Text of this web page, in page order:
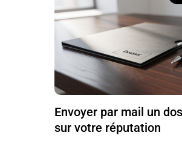
Envoyer par mail un
sur votre réputation